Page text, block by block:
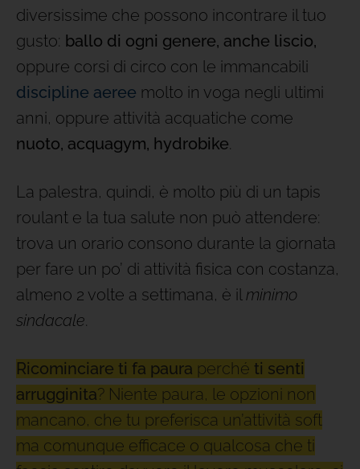
diversissime che possono incontrare il tuo
gusto: ballo di ogni genere, anche liscio,
oppure corsi di circo con le immancabili
discipline aeree molto in voga negli ultimi
anni, oppure attività acquatiche come
nuoto, acquagym, hydrobike.
La palestra, quindi, è molto più di un tapis
roulant e la tua salute non può attendere:
trova un orario consono durante la giornata
per fare un po’ di attività fisica con costanza,
almeno 2 volte a settimana, è ilminimo
sindacale.
Ricominciare ti fa paura perché ti senti
arrugginita? Niente paura, le opzioni non
mancano, che tu preferisca un’attività soft
ma comunque efficace o qualcosa che ti